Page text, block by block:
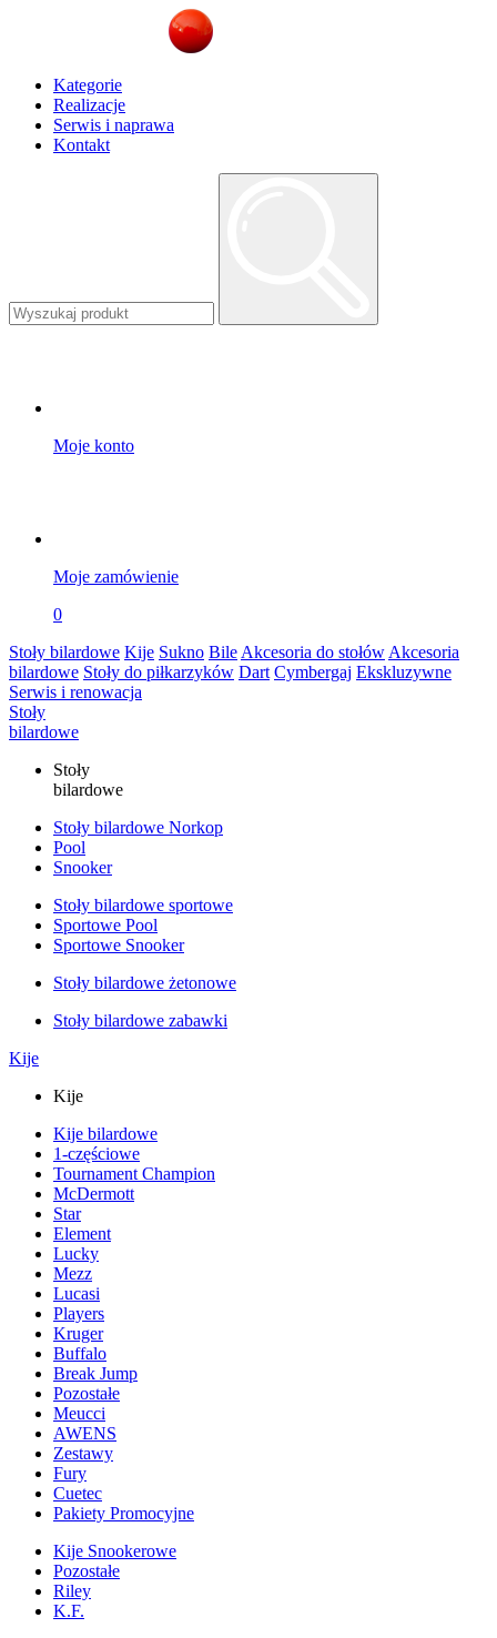
Kategorie
Realizacje
Serwis i naprawa
Kontakt
Moje konto
Moje zamówienie
0
Stoły bilardowe Kije Sukno Bile Akcesoria do stołów Akcesoria
bilardowe Stoły do piłkarzyków Dart Cymbergaj Ekskluzywne
Serwis i renowacja
Stoły
bilardowe
Stoły
bilardowe
Stoły bilardowe Norkop
Pool
Snooker
Stoły bilardowe sportowe
Sportowe Pool
Sportowe Snooker
Stoły bilardowe żetonowe
Stoły bilardowe zabawki
Kije
Kije
Kije bilardowe
1-częściowe
Tournament Champion
McDermott
Star
Element
Lucky
Mezz
Lucasi
Players
Kruger
Buffalo
Break Jump
Pozostałe
Meucci
AWENS
Zestawy
Fury
Cuetec
Pakiety Promocyjne
Kije Snookerowe
Pozostałe
Riley
K.F.